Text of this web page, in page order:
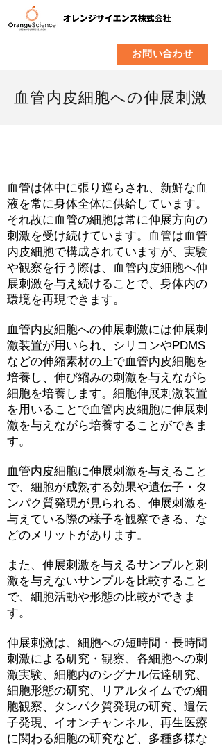
お問い合わせ
血管内皮細胞への伸展刺激
血管は体中に張り巡らされ、新鮮な血
液を常に身体全体に供給しています。
それ故に血管の細胞は常に伸展方向の
刺激を受け続けています。血管は血管
内皮細胞で構成されていますが、実験
や観察を行う際は、血管内皮細胞へ伸
展刺激を与え続けることで、身体内の
環境を再現できます。
血管内皮細胞への伸展刺激には伸展刺
激装置が用いられ、シリコンやPDMS
などの伸縮素材の上で血管内皮細胞を
培養し、伸び縮みの刺激を与えながら
細胞を培養します。細胞伸展刺激装置
を用いることで血管内皮細胞に伸展刺
激を与えながら培養することができま
す。
血管内皮細胞に伸展刺激を与えること
で、細胞が成熟する効果や遺伝子・タ
ンパク質発現が見られる、伸展刺激を
与えている際の様子を観察できる、な
どのメリットがあります。
また、伸展刺激を与えるサンプルと刺
激を与えないサンプルを比較すること
で、細胞活動や形態の比較ができま
す。
伸展刺激は、細胞への短時間・長時間
刺激による研究・観察、各細胞への刺
激実験、細胞内のシグナル伝達研究、
細胞形態の研究、リアルタイムでの細
胞観察、タンパク質発現の研究、遺伝
子発現、イオンチャンネル、再生医療
に関わる細胞の研究など、多種多様な